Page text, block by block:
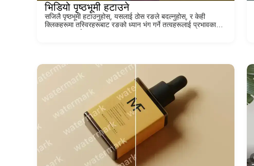
भिडियो पृष्ठभूमी हटाउने
सजिलै पृष्ठभूमी हटाउनुहोस्, यसलाई ठोस रङले बदल्नुहोस्, र केही
क्लिकहरूमा तस्विरहरूबाट रङको ध्यान भंग गर्ने तत्वहरूलाई प्रभावकारी
रूपमा हटाउनुहोस्!